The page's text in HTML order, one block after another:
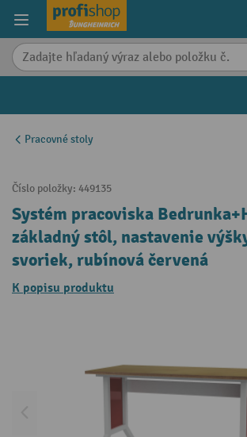
content
Pracovné stoly
Číslo položky: 449135
Systém pracoviska
základný stôl, nastavenie
svoriek, rubínová červená
K popisu produktu